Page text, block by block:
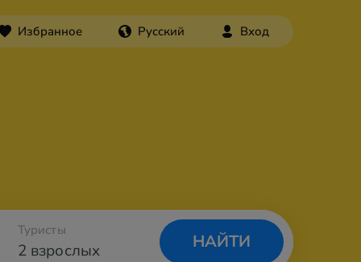
Избранное Русский Вход
2 взрослых
Туристы
НАЙТИ